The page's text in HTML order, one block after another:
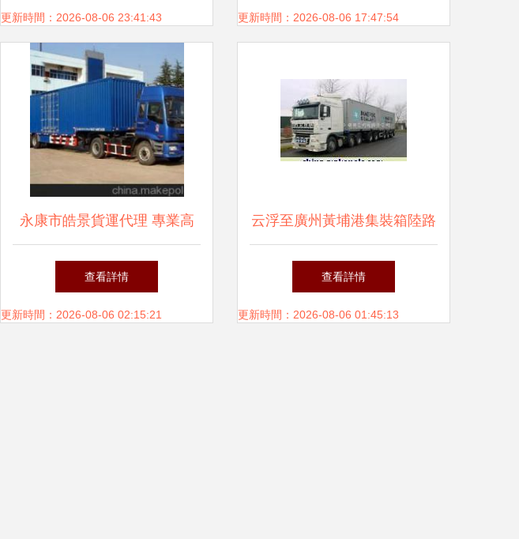
更新時間：2026-08-06 23:41:43 更新時間：2026-08-06 17:47:54
永康市皓景貨運代理 專業高
效的貨運服務供應商
查看詳情
更新時間：2026-08-06 02:15:21
云浮至廣州黃埔港集裝箱陸路
運輸服務 貨運代理的精準化
運作
查看詳情
更新時間：2026-08-06 01:45:13